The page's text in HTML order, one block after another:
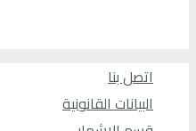
اتصل بنا
البيانات القانونية